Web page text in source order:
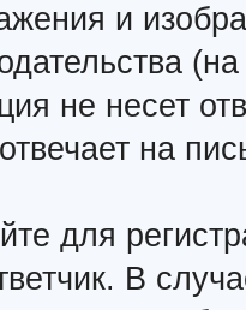
и
не несет
на
для
В